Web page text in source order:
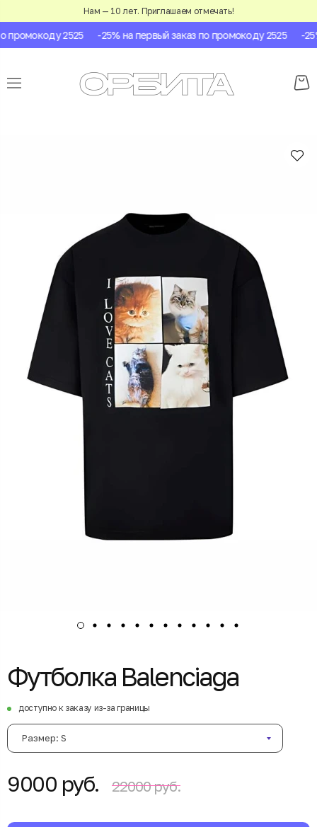
Нам — 10 лет. Приглашаем отмечать!
2525 -25% на первый заказ по промокоду 2525 -
Футболка Balenciaga
доступно к заказу из-за границы
Размер: S
9000 руб. 22000 руб.